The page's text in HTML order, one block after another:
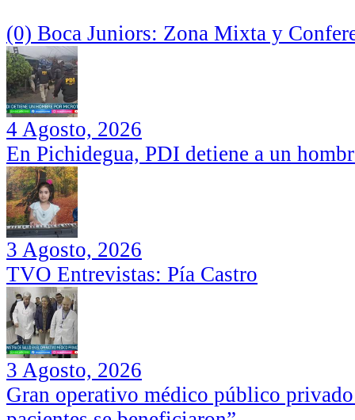
(0) Boca Juniors: Zona Mixta y
4 Agosto, 2026
En Pichidegua, PDI detiene a un
3 Agosto, 2026
TVO Entrevistas: Pía Castro
3 Agosto, 2026
Gran operativo médico público